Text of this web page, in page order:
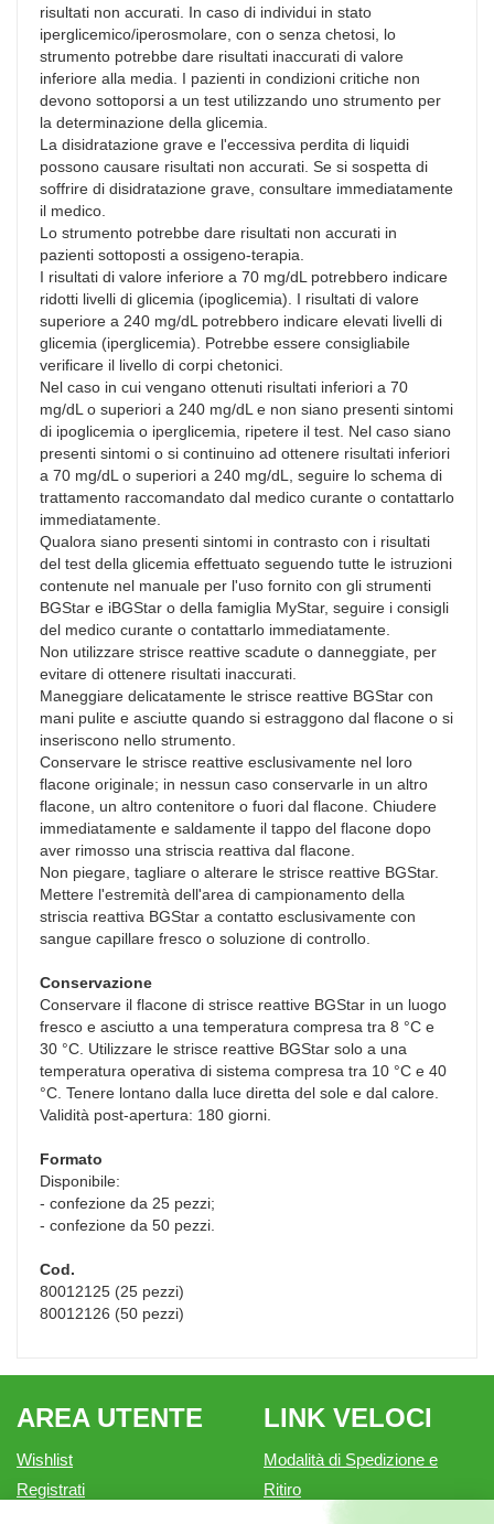
risultati non accurati. In caso di individui in stato
iperglicemico/iperosmolare, con o senza chetosi, lo
strumento potrebbe dare risultati inaccurati di valore
inferiore alla media. I pazienti in condizioni critiche non
devono sottoporsi a un test utilizzando uno strumento per
la determinazione della glicemia.
La disidratazione grave e l'eccessiva perdita di liquidi
possono causare risultati non accurati. Se si sospetta di
soffrire di disidratazione grave, consultare immediatamente
il medico.
Lo strumento potrebbe dare risultati non accurati in
pazienti sottoposti a ossigeno-terapia.
I risultati di valore inferiore a 70 mg/dL potrebbero indicare
ridotti livelli di glicemia (ipoglicemia). I risultati di valore
superiore a 240 mg/dL potrebbero indicare elevati livelli di
glicemia (iperglicemia). Potrebbe essere consigliabile
verificare il livello di corpi chetonici.
Nel caso in cui vengano ottenuti risultati inferiori a 70
mg/dL o superiori a 240 mg/dL e non siano presenti sintomi
di ipoglicemia o iperglicemia, ripetere il test. Nel caso siano
presenti sintomi o si continuino ad ottenere risultati inferiori
a 70 mg/dL o superiori a 240 mg/dL, seguire lo schema di
trattamento raccomandato dal medico curante o contattarlo
immediatamente.
Qualora siano presenti sintomi in contrasto con i risultati
del test della glicemia effettuato seguendo tutte le istruzioni
contenute nel manuale per l'uso fornito con gli strumenti
BGStar e iBGStar o della famiglia MyStar, seguire i consigli
del medico curante o contattarlo immediatamente.
Non utilizzare strisce reattive scadute o danneggiate, per
evitare di ottenere risultati inaccurati.
Maneggiare delicatamente le strisce reattive BGStar con
mani pulite e asciutte quando si estraggono dal flacone o si
inseriscono nello strumento.
Conservare le strisce reattive esclusivamente nel loro
flacone originale; in nessun caso conservarle in un altro
flacone, un altro contenitore o fuori dal flacone. Chiudere
immediatamente e saldamente il tappo del flacone dopo
aver rimosso una striscia reattiva dal flacone.
Non piegare, tagliare o alterare le strisce reattive BGStar.
Mettere l'estremità dell'area di campionamento della
striscia reattiva BGStar a contatto esclusivamente con
sangue capillare fresco o soluzione di controllo.
Conservazione
Conservare il flacone di strisce reattive BGStar in un luogo
fresco e asciutto a una temperatura compresa tra 8 °C e
30 °C. Utilizzare le strisce reattive BGStar solo a una
temperatura operativa di sistema compresa tra 10 °C e 40
°C. Tenere lontano dalla luce diretta del sole e dal calore.
Validità post-apertura: 180 giorni.
Formato
Disponibile:
- confezione da 25 pezzi;
- confezione da 50 pezzi.
Cod.
80012125 (25 pezzi)
80012126 (50 pezzi)
AREA UTENTE
Wishlist
Registrati
LINK VELOCI
Modalità di Spedizione e
Ritiro